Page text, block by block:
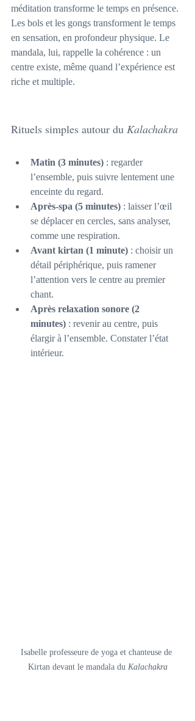
méditation transforme le temps en présence.
Les bols et les gongs transforment le temps
en sensation, en profondeur physique. Le
mandala, lui, rappelle la cohérence : un
centre existe, même quand l’expérience est
riche et multiple.
Rituels simples autour du Kalachakra
Matin (3 minutes) : regarder
l’ensemble, puis suivre lentement une
enceinte du regard.
Après-spa (5 minutes) : laisser l’œil
se déplacer en cercles, sans analyser,
comme une respiration.
Avant kirtan (1 minute) : choisir un
détail périphérique, puis ramener
l’attention vers le centre au premier
chant.
Après relaxation sonore (2
minutes) : revenir au centre, puis
élargir à l’ensemble. Constater l’état
intérieur.
Isabelle professeure de yoga et chanteuse de
Kirtan devant le mandala du Kalachakra